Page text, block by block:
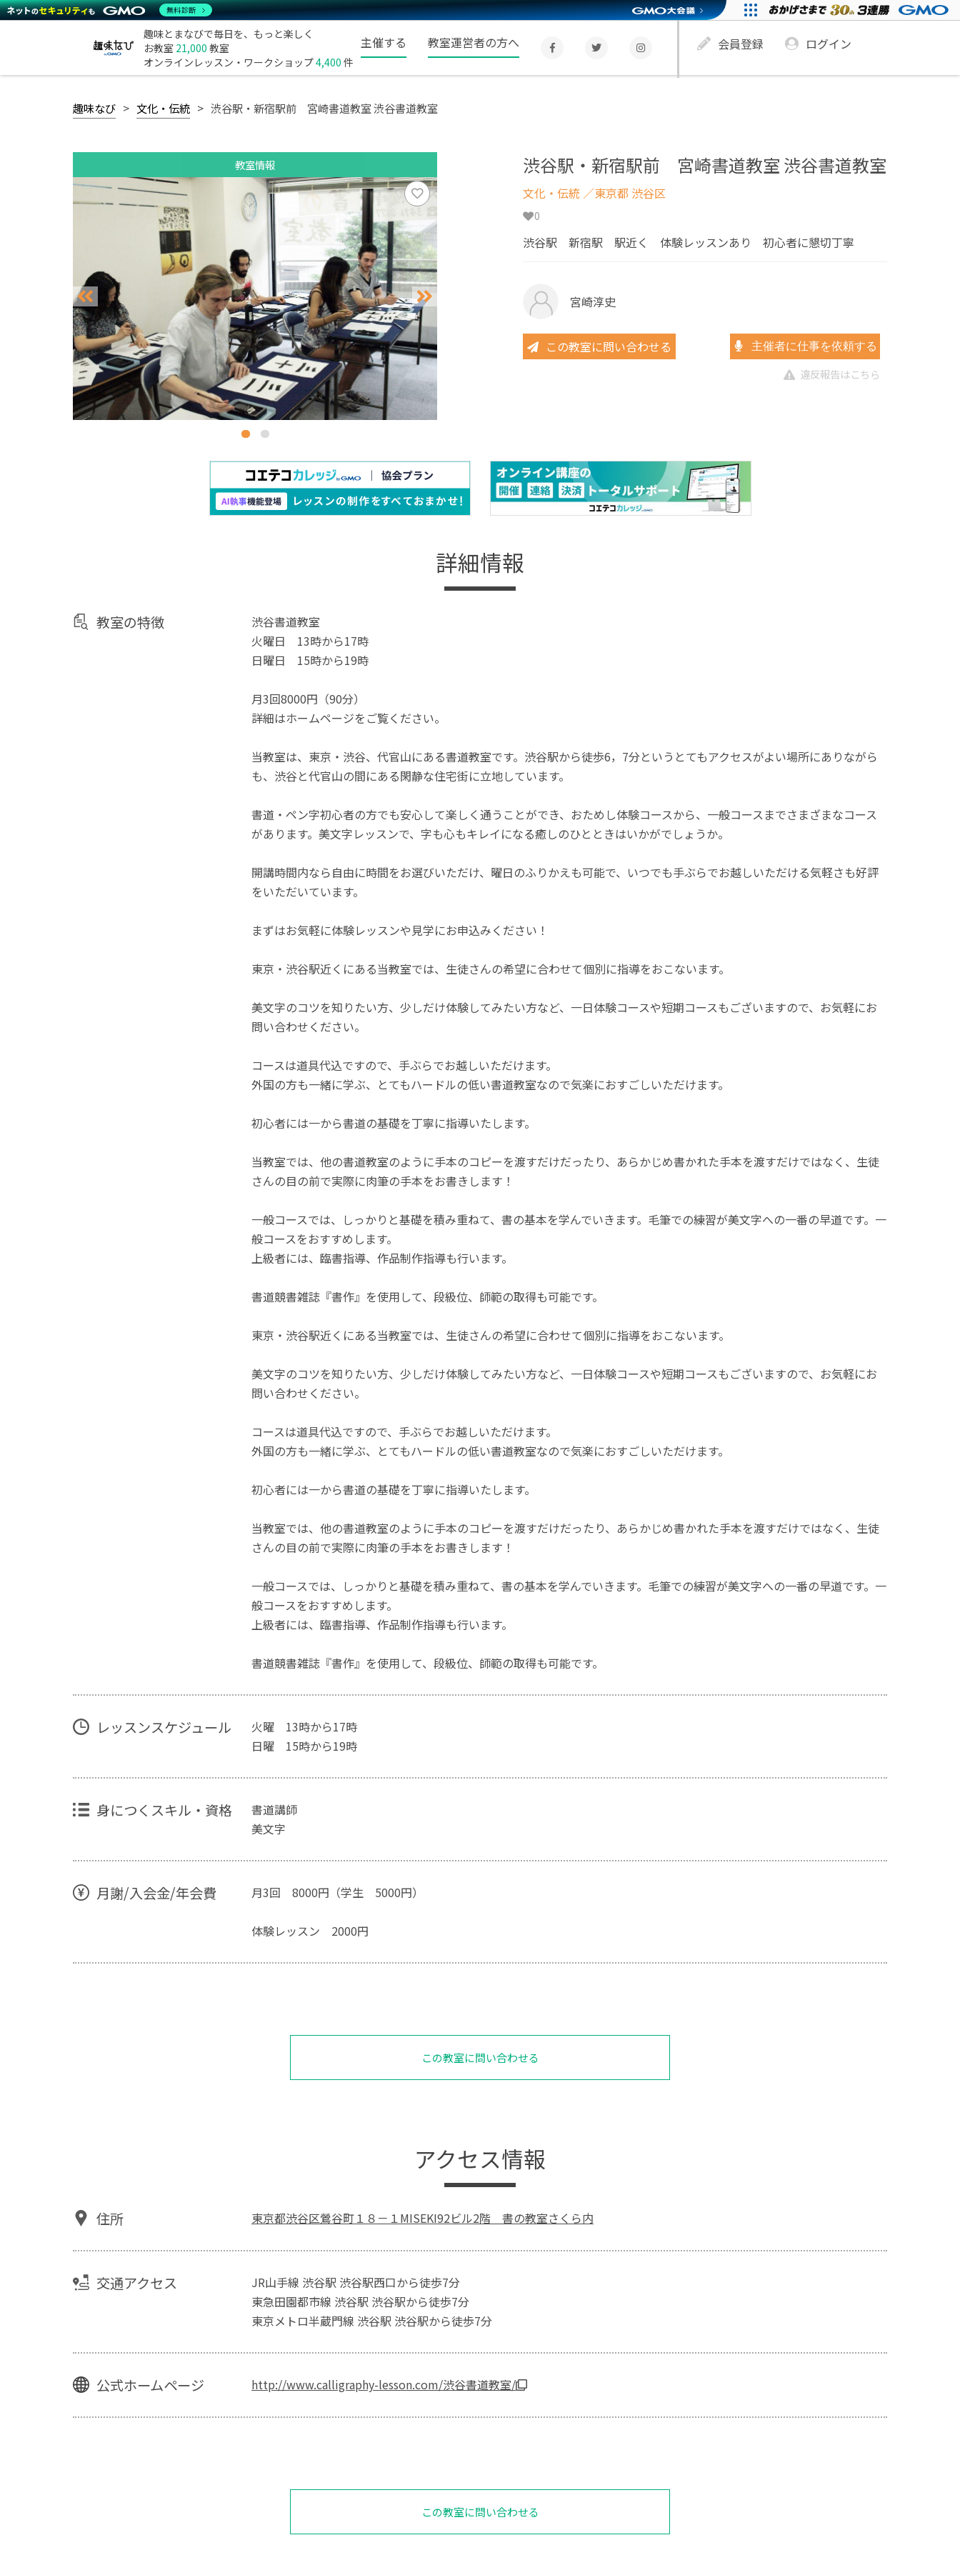
趣味とまなびで毎日を、もっと楽しく
お教室 21,000 教室
オンラインレッスン・ワークショップ4,400 件
主催する 教室運営者の方へ 会員登録 ログイン
趣味なび 文化・伝統 渋谷駅・新宿駅前 宮崎書道教室 渋谷書道教室
教室情報 渋谷駅・新宿駅前 宮崎書道教室 渋谷書道教室
文化・伝統 ／東京都 渋谷区
0
渋谷駅 新宿駅 駅近く 体験レッスンあり 初心者に懇切丁寧
宮崎淳史
この教室に問い合わせる 主催者に仕事を依頼する
違反報告はこちら
詳細情報
教室の特徴
渋谷書道教室
火曜日 13時から17時
日曜日 15時から19時
月3回8000円（90分）
詳細はホームページをご覧ください。
当教室は、東京・渋谷、代官山にある書道教室です。渋谷駅から徒歩6，7分というとてもアクセスがよい場所にありながら
も、渋谷と代官山の間にある閑静な住宅街に立地しています。
書道・ペン字初心者の方でも安心して楽しく通うことができ、おためし体験コースから、一般コースまでさまざまなコース
があります。美文字レッスンで、字も心もキレイになる癒しのひとときはいかがでしょうか。
開講時間内なら自由に時間をお選びいただけ、曜日のふりかえも可能で、いつでも手ぶらでお越しいただける気軽さも好評
をいただいています。
まずはお気軽に体験レッスンや見学にお申込みください！
東京・渋谷駅近くにある当教室では、生徒さんの希望に合わせて個別に指導をおこないます。
美文字のコツを知りたい方、少しだけ体験してみたい方など、一日体験コースや短期コースもございますので、お気軽にお
問い合わせください。
コースは道具代込ですので、手ぶらでお越しいただけます。
外国の方も一緒に学ぶ、とてもハードルの低い書道教室なので気楽におすごしいただけます。
初心者には一から書道の基礎を丁寧に指導いたします。
当教室では、他の書道教室のように手本のコピーを渡すだけだったり、あらかじめ書かれた手本を渡すだけではなく、生徒
さんの目の前で実際に肉筆の手本をお書きします！
一般コースでは、しっかりと基礎を積み重ねて、書の基本を学んでいきます。毛筆での練習が美文字への一番の早道です。一
般コースをおすすめします。
上級者には、臨書指導、作品制作指導も行います。
書道競書雑誌『書作』を使用して、段級位、師範の取得も可能です。
東京・渋谷駅近くにある当教室では、生徒さんの希望に合わせて個別に指導をおこないます。
美文字のコツを知りたい方、少しだけ体験してみたい方など、一日体験コースや短期コースもございますので、お気軽にお
問い合わせください。
コースは道具代込ですので、手ぶらでお越しいただけます。
外国の方も一緒に学ぶ、とてもハードルの低い書道教室なので気楽におすごしいただけます。
初心者には一から書道の基礎を丁寧に指導いたします。
当教室では、他の書道教室のように手本のコピーを渡すだけだったり、あらかじめ書かれた手本を渡すだけではなく、生徒
さんの目の前で実際に肉筆の手本をお書きします！
一般コースでは、しっかりと基礎を積み重ねて、書の基本を学んでいきます。毛筆での練習が美文字への一番の早道です。一
般コースをおすすめします。
上級者には、臨書指導、作品制作指導も行います。
書道競書雑誌『書作』を使用して、段級位、師範の取得も可能です。
レッスンスケジュール
火曜 13時から17時
日曜 15時から19時
身につくスキル・資格
書道講師
美文字
月謝/入会金/年会費 月3回 8000円（学生 5000円）
体験レッスン 2000円
この教室に問い合わせる
アクセス情報
住所 東京都渋谷区鶯谷町１８－１MISEKI92ビル2階 書の教室さくら内
交通アクセス
JR山手線 渋谷駅 渋谷駅西口から徒歩7分
東急田園都市線 渋谷駅 渋谷駅から徒歩7分
東京メトロ半蔵門線 渋谷駅 渋谷駅から徒歩7分
公式ホームページ http://www.calligraphy-lesson.com/渋谷書道教室/
この教室に問い合わせる
無料診断